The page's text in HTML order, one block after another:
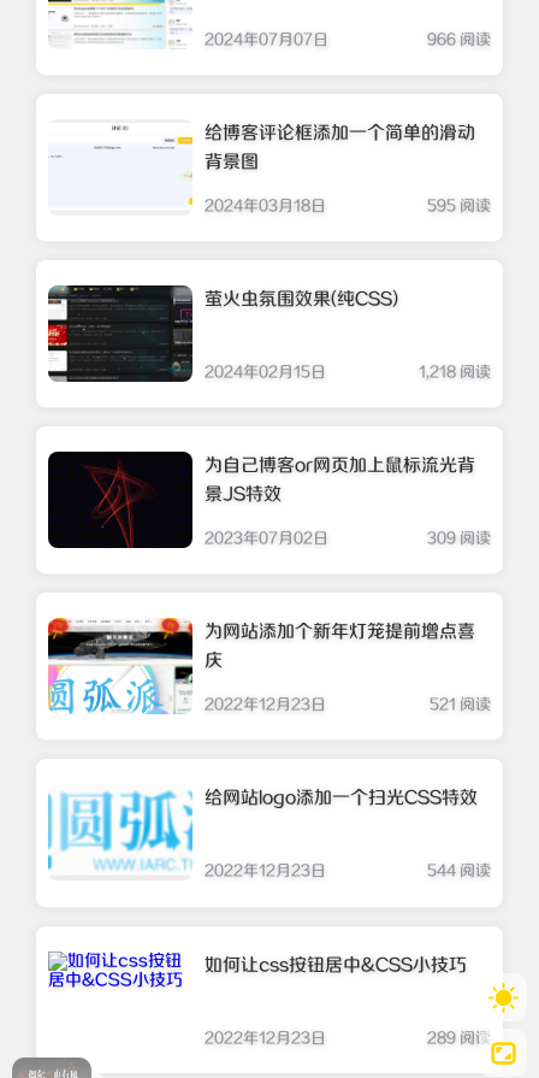
2024年07月07日 966 阅读
给博客评论框添加一个简单的滑动
背景图
2024年03月18日 595 阅读
萤火虫氛围效果(纯CSS)
2024年02月15日 1,218 阅读
为自己博客or网页加上鼠标流光背
景JS特效
2023年07月02日 309 阅读
为网站添加个新年灯笼提前增点喜
庆
2022年12月23日 521 阅读
给网站logo添加一个扫光CSS特效
2022年12月23日 544 阅读
如何让css按钮居中&CSS小技巧
2022年12月23日 289 阅读